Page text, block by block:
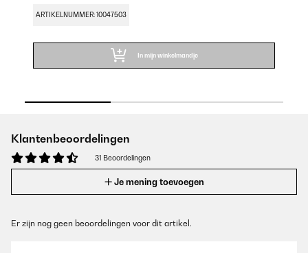
ARTIKELNUMMER: 10047503
In mijn winkelmandje
Klantenbeoordelingen
31 Beoordelingen
Je mening toevoegen
Er zijn nog geen beoordelingen voor dit artikel.